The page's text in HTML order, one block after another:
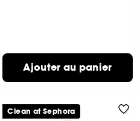
Ajouter au panier
Clean at Sephora